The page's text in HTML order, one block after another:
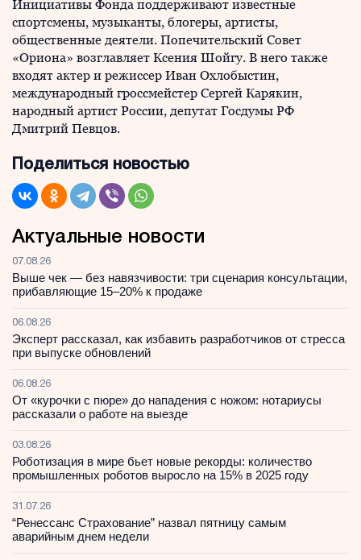
Инициативы Фонда поддерживают известные
спортсмены, музыканты, блогеры, артисты,
общественные деятели. Попечительский Совет
«Ориона» возглавляет Ксения Шойгу. В него также
входят актер и режиссер Иван Охлобыстин,
международный гроссмейстер Сергей Карякин,
народный артист России, депутат Госдумы РФ
Дмитрий Певцов.
Поделиться новостью
Актуальные новости
07.08.26
Выше чек — без навязчивости: три сценария консультации,
прибавляющие 15–20% к продаже
06.08.26
Эксперт рассказал, как избавить разработчиков от стресса
при выпуске обновлений
06.08.26
От «курочки с пюре» до нападения с ножом: нотариусы
рассказали о работе на выезде
03.08.26
Роботизация в мире бьет новые рекорды: количество
промышленных роботов выросло на 15% в 2025 году
31.07.26
“Ренессанс Страхование” назвал пятницу самым
аварийным днем недели